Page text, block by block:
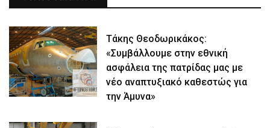
Τάκης Θεοδωρικάκος:
«Συμβάλλουμε στην εθνική
ασφάλεια της πατρίδας μας με
νέο αναπτυξιακό καθεστώς για
την Άμυνα»